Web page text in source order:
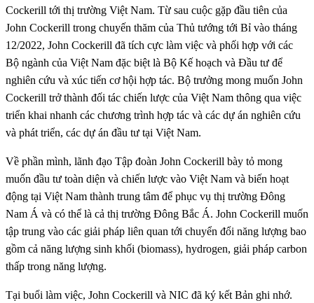
Cockerill tới thị trường Việt Nam. Từ sau cuộc gặp đầu tiên của
John Cockerill trong chuyến thăm của Thủ tướng tới Bỉ vào tháng
12/2022, John Cockerill đã tích cực làm việc và phối hợp với các
Bộ ngành của Việt Nam đặc biệt là Bộ Kế hoạch và Đầu tư để
nghiên cứu và xúc tiến cơ hội hợp tác. Bộ trưởng mong muốn John
Cockerill trở thành đối tác chiến lược của Việt Nam thông qua việc
triển khai nhanh các chương trình hợp tác và các dự án nghiên cứu
và phát triển, các dự án đầu tư tại Việt Nam.
Về phần mình, lãnh đạo Tập đoàn John Cockerill bày tỏ mong
muốn đầu tư toàn diện và chiến lược vào Việt Nam và biến hoạt
động tại Việt Nam thành trung tâm để phục vụ thị trường Đông
Nam Á và có thể là cả thị trường Đông Bắc Á. John Cockerill muốn
tập trung vào các giải pháp liên quan tới chuyển đổi năng lượng bao
gồm cả năng lượng sinh khối (biomass), hydrogen, giải pháp carbon
thấp trong năng lượng.
Tại buổi làm việc, John Cockerill và NIC đã ký kết Bản ghi nhớ.